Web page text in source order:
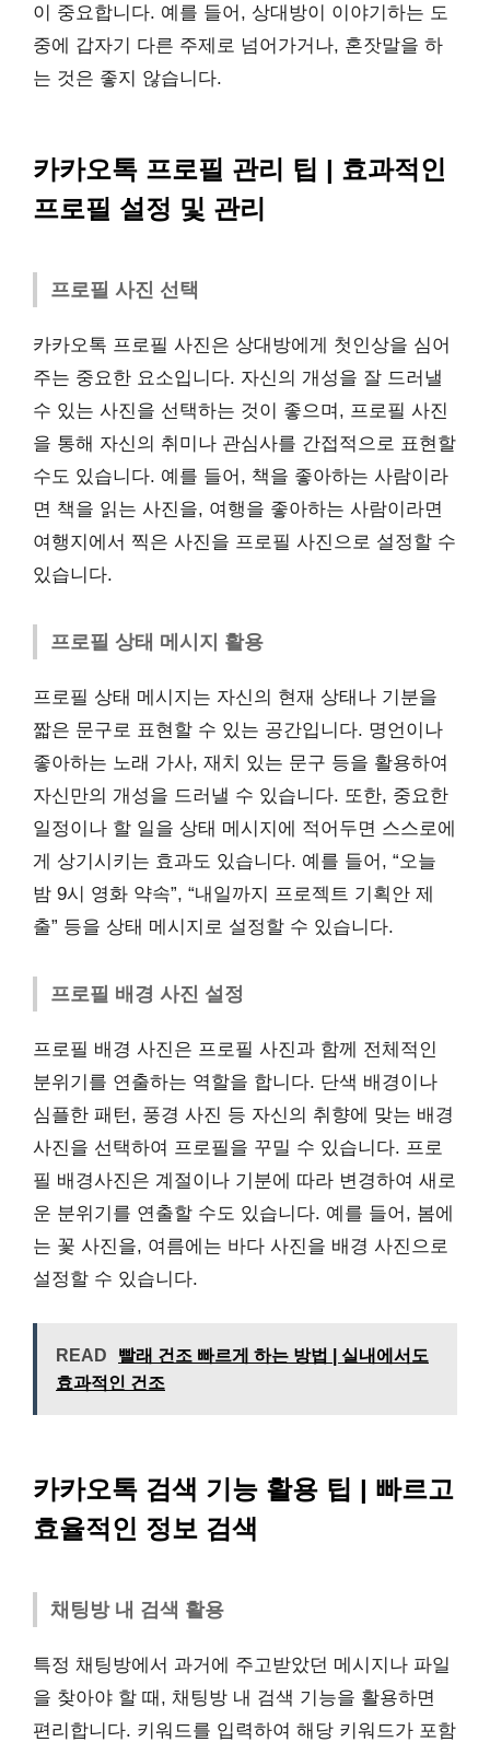
이 중요합니다. 예를 들어, 상대방이 이야기하는 도
중에 갑자기 다른 주제로 넘어가거나, 혼잣말을 하
는 것은 좋지 않습니다.
카카오톡 프로필 관리 팁 | 효과적인
프로필 설정 및 관리
프로필 사진 선택
카카오톡 프로필 사진은 상대방에게 첫인상을 심어
주는 중요한 요소입니다. 자신의 개성을 잘 드러낼
수 있는 사진을 선택하는 것이 좋으며, 프로필 사진
을 통해 자신의 취미나 관심사를 간접적으로 표현할
수도 있습니다. 예를 들어, 책을 좋아하는 사람이라
면 책을 읽는 사진을, 여행을 좋아하는 사람이라면
여행지에서 찍은 사진을 프로필 사진으로 설정할 수
있습니다.
프로필 상태 메시지 활용
프로필 상태 메시지는 자신의 현재 상태나 기분을
짧은 문구로 표현할 수 있는 공간입니다. 명언이나
좋아하는 노래 가사, 재치 있는 문구 등을 활용하여
자신만의 개성을 드러낼 수 있습니다. 또한, 중요한
일정이나 할 일을 상태 메시지에 적어두면 스스로에
게 상기시키는 효과도 있습니다. 예를 들어, “오늘
밤 9시 영화 약속”, “내일까지 프로젝트 기획안 제
출” 등을 상태 메시지로 설정할 수 있습니다.
프로필 배경 사진 설정
프로필 배경 사진은 프로필 사진과 함께 전체적인
분위기를 연출하는 역할을 합니다. 단색 배경이나
심플한 패턴, 풍경 사진 등 자신의 취향에 맞는 배경
사진을 선택하여 프로필을 꾸밀 수 있습니다. 프로
필 배경사진은 계절이나 기분에 따라 변경하여 새로
운 분위기를 연출할 수도 있습니다. 예를 들어, 봄에
는 꽃 사진을, 여름에는 바다 사진을 배경 사진으로
설정할 수 있습니다.
READ
빨래 건조 빠르게 하는 방법 | 실내에서도
효과적인 건조
카카오톡 검색 기능 활용 팁 | 빠르고
효율적인 정보 검색
채팅방 내 검색 활용
특정 채팅방에서 과거에 주고받았던 메시지나 파일
을 찾아야 할 때, 채팅방 내 검색 기능을 활용하면
편리합니다. 키워드를 입력하여 해당 키워드가 포함